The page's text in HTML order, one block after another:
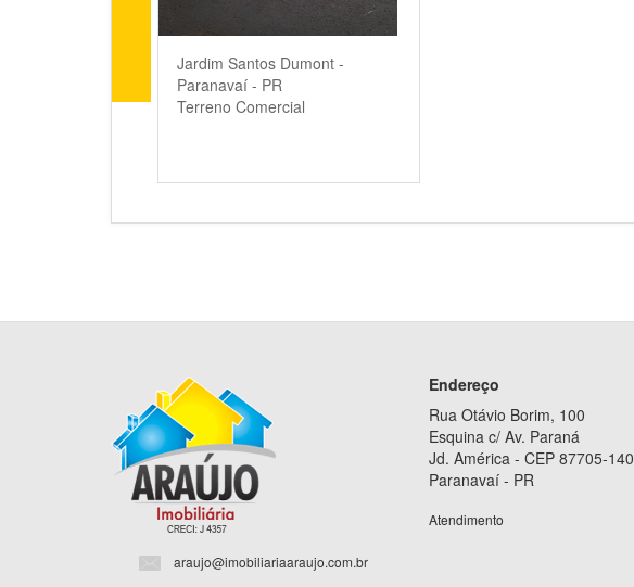
Jardim Santos Dumont -
Paranavaí - PR
Terreno Comercial
araujo@imobiliariaaraujo.com.br
Endereço
Rua Otávio Borim, 100
Esquina c/ Av. Paraná
Jd. América - CEP 87705-140
Paranavaí - PR
Atendimento